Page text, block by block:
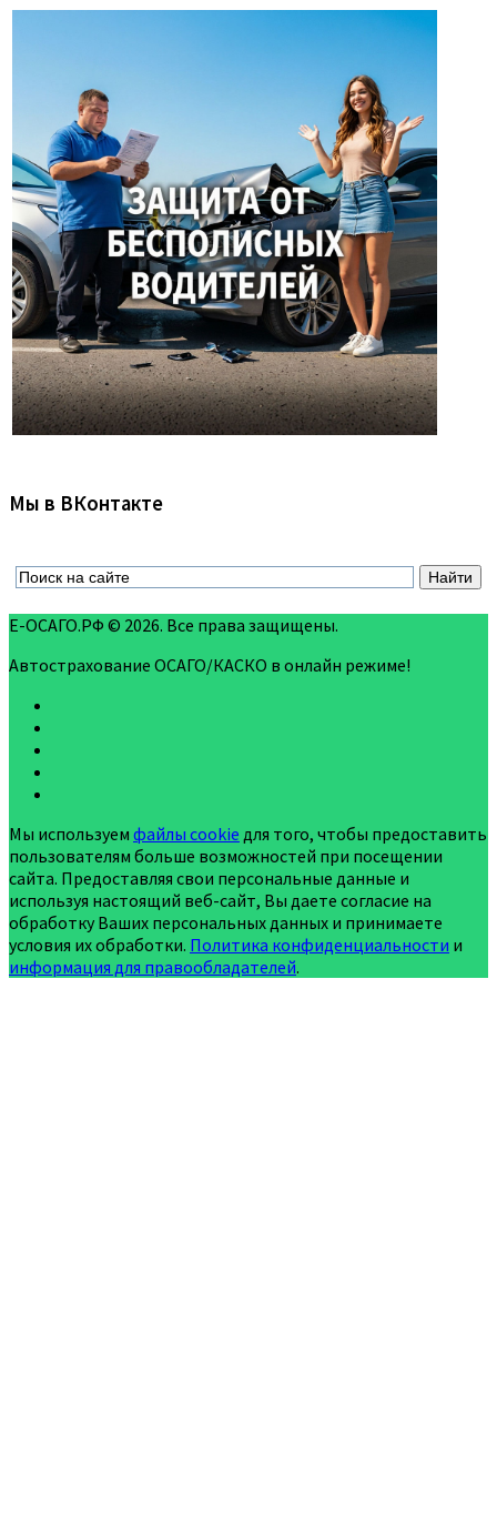
Мы в ВКонтакте
Е-ОСАГО.РФ © 2026. Все права защищены.
Автострахование ОСАГО/КАСКО в онлайн режиме!
Мы используем файлы cookie для того, чтобы предоставить
пользователям больше возможностей при посещении
сайта. Предоставляя свои персональные данные и
используя настоящий веб-сайт, Вы даете согласие на
обработку Ваших персональных данных и принимаете
условия их обработки. Политика конфиденциальности и
информация для правообладателей.